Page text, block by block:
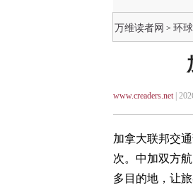
万维读者网 > 环
www.creaders.net|
加拿大联邦交
次。中加双方
多目的地，让